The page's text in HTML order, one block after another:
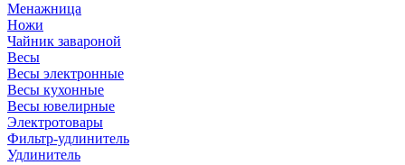
Менажница
Ножи
Чайник завароной
Весы
Весы электронные
Весы кухонные
Весы ювелирные
Электротовары
Фильтр-удлинитель
Удлинитель